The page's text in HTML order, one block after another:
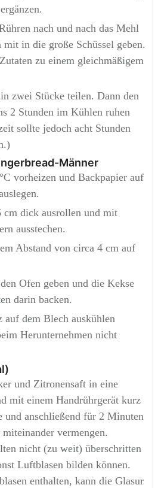
nach und nach das Mehl
in die große Schüssel geben.
zu einem gleichmäßigem
zwei Stücke teilen. Dann den
2 Stunden im Kühlen ruhen
sollte jedoch acht Stunden
Männer
vorheizen und Backpapier auf
cm dick ausrollen und mit
ausstechen.
Abstand von circa 4 cm auf
Ofen geben und die Kekse
darin backen.
auf dem Blech auskühlen
Herunternehmen nicht
und Zitronensaft in eine
mit einem Handrührgerät kurz
und anschließend für 2 Minuten
vermengen.
nicht (zu weit) überschritten
Luftblasen bilden können.
enthalten, kann die Glasur